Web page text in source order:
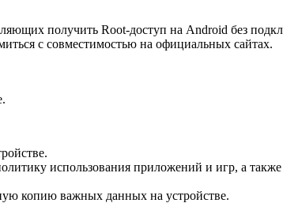
получить Root-доступ на Android без
с совместимостью на официальных сайтах.
использования приложений и игр, а
копию важных данных на устройстве.